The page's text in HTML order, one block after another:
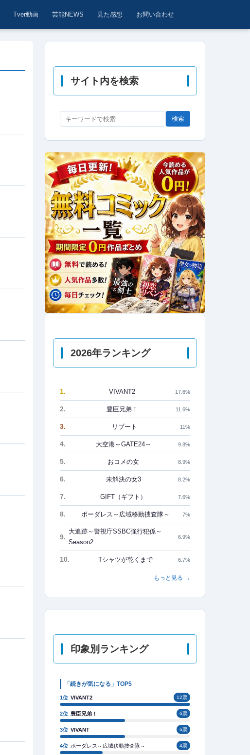
Tver動画 芸能NEWS 見た感想 お問い合わせ
サイト内を検索
検索
2026年ランキング
1. VIVANT2 17.6%
2. 豊臣兄弟！ 11.6%
3. リブート 11%
4. 大空港～GATE24～ 9.8%
5. おコメの女 8.9%
6. 未解決の女3 8.2%
7. GIFT（ギフト） 7.6%
8. ボーダレス～広域移動捜査隊～ 7%
9.
大追跡～警視庁SSBC強行犯係～
Season2
6.9%
10. Tシャツが乾くまで 6.7%
もっと見る →
印象別ランキング
「続きが気になる」TOP5
1位 VIVANT2 12票
2位 豊臣兄弟！ 6票
3位 VIVANT 6票
4位 ボーダレス～広域移動捜査隊～ 4票